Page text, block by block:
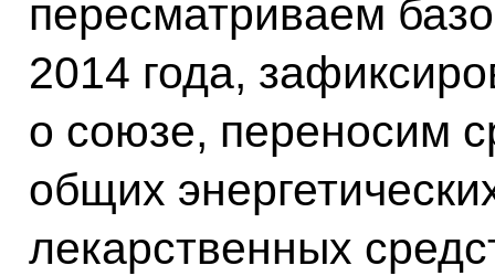
пересматриваем
2014 года,
о союзе, переносим
общих
лекарственных